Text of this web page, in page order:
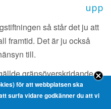
upp
så står det ju att
framtid. Det är ju också
till.
gränsöverskridande
kontinuerlig diskussion
satt jag i Nordiska
för att webbplatsen ska
surfa vidare godkänner du att vi